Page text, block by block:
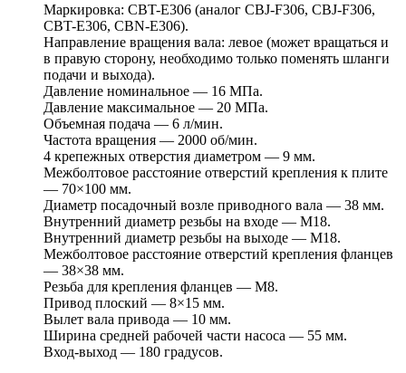
Маркировка: CBT-E306 (аналог CBJ-F306, CBJ-F306,
CBT-E306, CBN-E306).
Направление вращения вала: левое (может вращаться и
в правую сторону, необходимо только поменять шланги
подачи и выхода).
Давление номинальное — 16 МПа.
Давление максимальное — 20 МПа.
Объемная подача — 6 л/мин.
Частота вращения — 2000 об/мин.
4 крепежных отверстия диаметром — 9 мм.
Межболтовое расстояние отверстий крепления к плите
— 70×100 мм.
Диаметр посадочный возле приводного вала — 38 мм.
Внутренний диаметр резьбы на входе — М18.
Внутренний диаметр резьбы на выходе — М18.
Межболтовое расстояние отверстий крепления фланцев
— 38×38 мм.
Резьба для крепления фланцев — М8.
Привод плоский — 8×15 мм.
Вылет вала привода — 10 мм.
Ширина средней рабочей части насоса — 55 мм.
Вход-выход — 180 градусов.